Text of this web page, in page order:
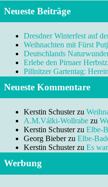
Neueste Beiträge
Dresdner Winterfest auf
Weihnachten mit Fürst
Deutschlands
Erlebe den Pirnaer
Pillnitzer Gartentag:
Neueste Kommentare
Kerstin Schusterzu
A.M.Válki-Wollrabe zu
Kerstin Schusterzu Elbe-
Georg Bieberzu Elbe-
Kerstin Schusterzu Es
Werbung